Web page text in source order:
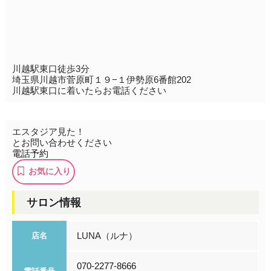
川越駅東口徒歩3分
埼玉県川越市菅原町１９−１伊勢原6番館202
川越駅東口に着いたらお電話ください
エスタジア見た！
とお問い合わせください
電話予約
お気に入り
サロン情報
店名 LUNA（ルナ）
070-2277-8666